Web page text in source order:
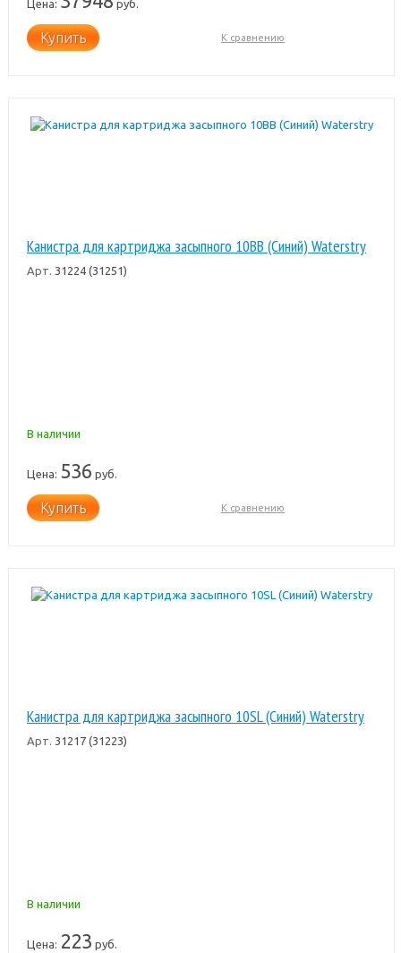
Цена: руб.
Купить К сравнению
Канистра для картриджа засыпного 10BB (Синий) Waterstry
Арт. 31224 (31251)
В наличии
Цена: 536 руб.
Купить К сравнению
Канистра для картриджа засыпного 10SL (Синий) Waterstry
Арт. 31217 (31223)
В наличии
Цена: 223 руб.